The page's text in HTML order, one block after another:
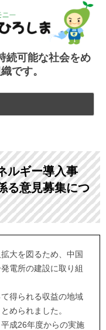
続可能な社会をめ
です。
キ
ッ
プ
ルギー導入事
る意見募集につ
大を図るため、中国
電所の建設に取り組
得られる収益の地域
められました。
成26年度からの実施